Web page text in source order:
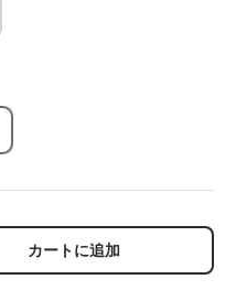
カートに追加